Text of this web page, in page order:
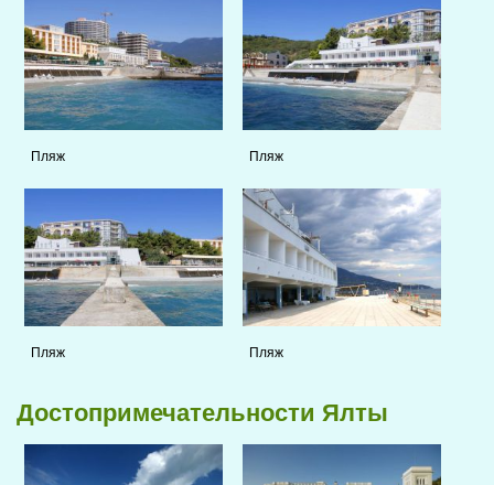
Пляж Пляж
Пляж Пляж
Достопримечательности Ялты